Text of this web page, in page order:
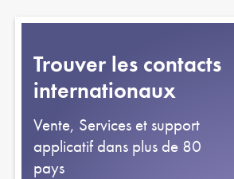
Trouver les contacts
internationaux
Vente, Services et support
applicatif dans plus de 80
pays